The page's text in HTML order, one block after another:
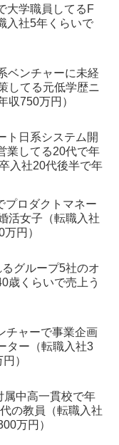
大学職員してるF
入社5年くらいで
ベンチャーに未経
してる元低学歴ニ
収750万円）
ト日系システム開
業してる20代で年
入社20代後半で年
プロダクトマネー
活女子（転職入社
円）
グループ5社のオ
歳くらいで売上う
チャーで事業企画
ター（転職入社3
）
属中高一貫校で年
の教員（転職入社
万円）